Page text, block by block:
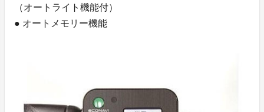
（オートライト機能付）
● オートメモリー機能